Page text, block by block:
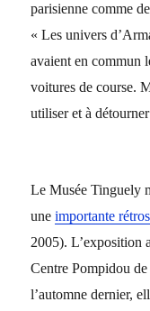
parisienne comme
« Les univers
avaient en commun
voitures de course.
utiliser et à
Le Musée Tinguely
uneimportante
2005). L’exposition
Centre Pompidou
l’automne dernier,